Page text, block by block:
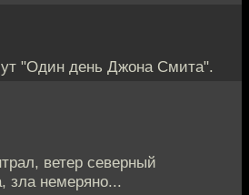
"Один день Джона Смита".
ветер северный
зла немеряно...